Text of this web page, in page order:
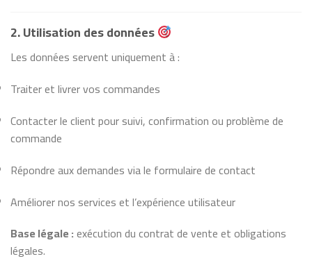
2. Utilisation des données
Les données servent uniquement à :
Traiter et livrer vos commandes
Contacter le client pour suivi, confirmation ou problème de
commande
Répondre aux demandes via le formulaire de contact
Améliorer nos services et l’expérience utilisateur
Base légale :exécution du contrat de vente et obligations
légales.